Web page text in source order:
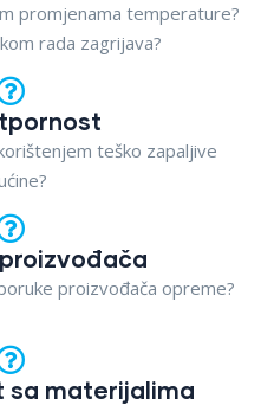
promjenama temperature?
rada zagrijava?
teško zapaljive
proizvođača opreme?
sa materijalima